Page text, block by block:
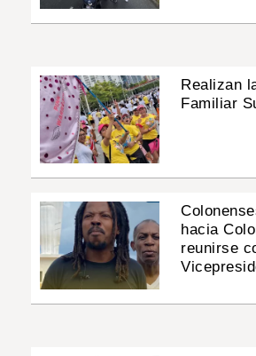
Realizan
Familiar
hacia
reunirse